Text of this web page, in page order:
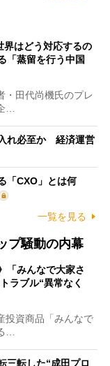
はどう対応するの
蒸留を行う中国
田代尚機氏のプレ
…
れ必至か 経済運営
「CXO」とは何
一覧を見る
プ騒動の内幕
「みんなで大家さ
ラブル“異常なく
投資商品「みんなで
…
三転した“成田プロ